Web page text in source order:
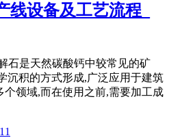
线设备及工艺流程_
石是天然碳酸钙中较常见的矿
沉积的方式形成,广泛应用于建筑
个领域,而在使用之前,需要加工成